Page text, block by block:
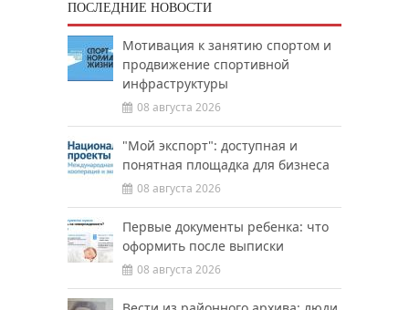
ПОСЛЕДНИЕ НОВОСТИ
Мотивация к занятию спортом и
продвижение спортивной
инфраструктуры
08 августа 2026
"Мой экспорт": доступная и
понятная площадка для бизнеса
08 августа 2026
Первые документы ребенка: что
оформить после выписки
08 августа 2026